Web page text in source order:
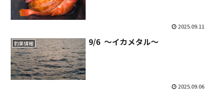
2025.09.11
釣果情報 9/6 ～イカメタル～
2025.09.06